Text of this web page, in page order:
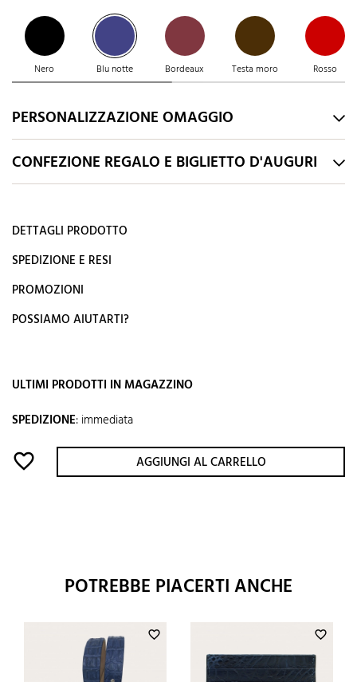
Nero Blu notte Bordeaux Testa moro Rosso
PERSONALIZZAZIONE OMAGGIO
CONFEZIONE REGALO E BIGLIETTO D'AUGURI
DETTAGLI PRODOTTO
SPEDIZIONE E RESI
PROMOZIONI
POSSIAMO AIUTARTI?
ULTIMI PRODOTTI IN MAGAZZINO
SPEDIZIONE: immediata
favorite_border AGGIUNGI AL CARRELLO
POTREBBE PIACERTI ANCHE
favorite_border favorite_border